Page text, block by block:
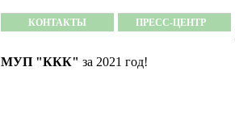
КОНТАКТЫ ПРЕСС-ЦЕНТР
МУП "ККК" за 2021 год!